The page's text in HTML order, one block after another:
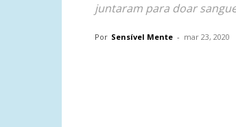
juntaram para doar
Por Sensível Mente - mar 23, 2020